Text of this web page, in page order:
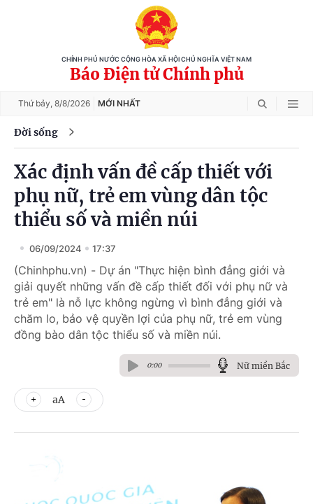
CHÍNH PHỦ NƯỚC CỘNG HÒA XÃ HỘI CHỦ NGHĨA VIỆT NAM
Báo Điện tử Chính phủ
Thứ bảy, 8/8/2026 MỚI NHẤT
Đời sống
Xác định vấn đề cấp thiết với
phụ nữ, trẻ em vùng dân tộc
thiểu số và miền núi
06/09/2024 17:37
(Chinhphu.vn) - Dự án "Thực hiện bình đẳng giới và
giải quyết những vấn đề cấp thiết đối với phụ nữ và
trẻ em" là nỗ lực không ngừng vì bình đẳng giới và
chăm lo, bảo vệ quyền lợi của phụ nữ, trẻ em vùng
đồng bào dân tộc thiểu số và miền núi.
0:00 Nữ miền Bắc
aA